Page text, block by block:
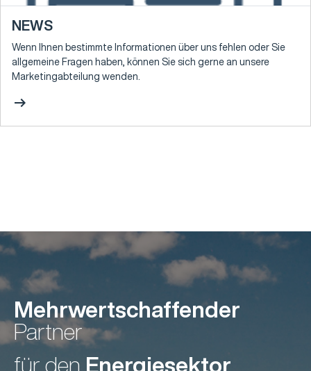
NEWS
Wenn Ihnen bestimmte Informationen über uns fehlen oder Sie
allgemeine Fragen haben, können Sie sich gerne an unsere
Marketingabteilung wenden.
arrow_right_alt
Mehrwertschaffender
Partner
für den